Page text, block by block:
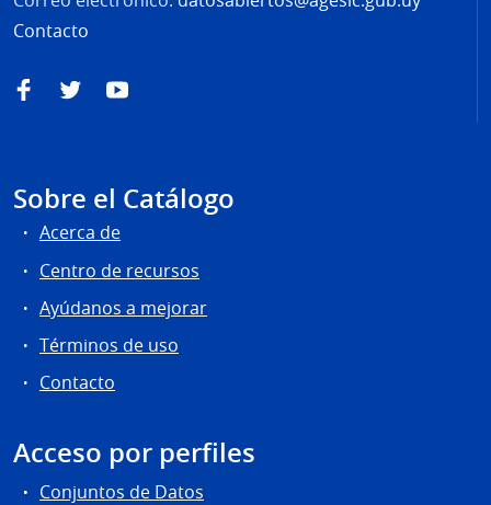
Contacto
FacebookTwitterYouTube
Sobre el Catálogo
Acerca de
Centro de recursos
Ayúdanos a mejorar
Términos de uso
Contacto
Acceso por perfiles
Conjuntos de Datos